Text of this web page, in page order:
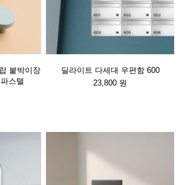
붙박이장
스텔
딜라이트 다세대 우편함 600
23,800 원